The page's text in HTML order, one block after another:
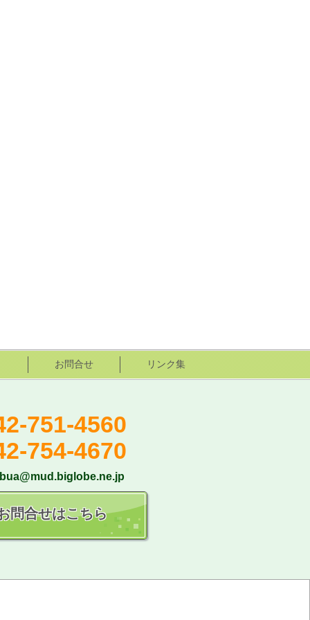
お問合せ リンク集
751-4560
754-4670
問合せはこちら